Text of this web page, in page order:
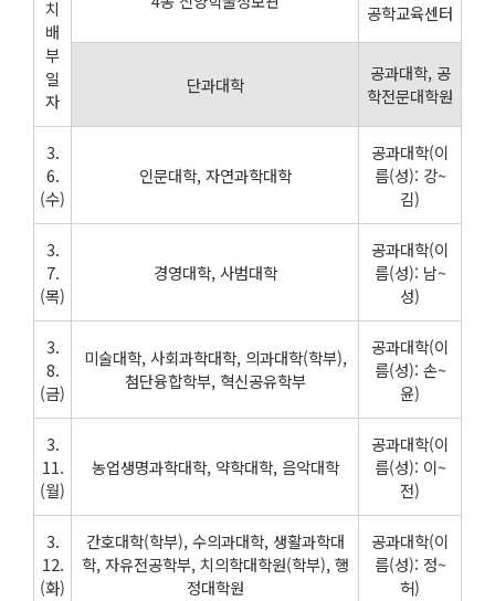
치
배
부
일
자
공학교육센터
단과대학
공과대학, 공
학전문대학원
3.
6.
(수)
인문대학, 자연과학대학
공과대학(이
름(성): 강~
김)
3.
7.
(목)
경영대학, 사범대학
공과대학(이
름(성): 남~
성)
3.
8.
(금)
미술대학, 사회과학대학, 의과대학(학부),
첨단융합학부, 혁신공유학부
공과대학(이
름(성): 손~
윤)
3.
11.
(월)
농업생명과학대학, 약학대학, 음악대학
공과대학(이
름(성): 이~
전)
3.
12.
(화)
간호대학(학부), 수의과대학, 생활과학대
학, 자유전공학부, 치의학대학원(학부), 행
정대학원
공과대학(이
름(성): 정~
허)